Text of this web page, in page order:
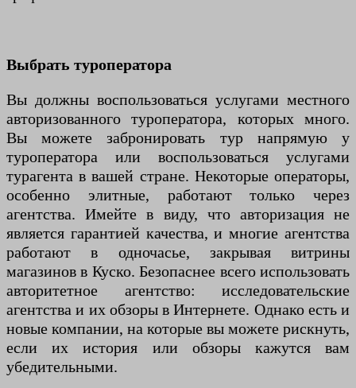
Выбрать туроператора
Вы должны воспользоваться услугами местного
авторизованного туроператора, которых много.
Вы можете забронировать тур напрямую у
туроператора или воспользоваться услугами
турагента в вашей стране. Некоторые операторы,
особенно элитные, работают только через
агентства. Имейте в виду, что авторизация не
является гарантией качества, и многие агентства
работают в одночасье, закрывая витрины
магазинов в Куско. Безопаснее всего использовать
авторитетное агентство: исследовательские
агентства и их обзоры в Интернете. Однако есть и
новые компании, на которые вы можете рискнуть,
если их история или обзоры кажутся вам
убедительными.